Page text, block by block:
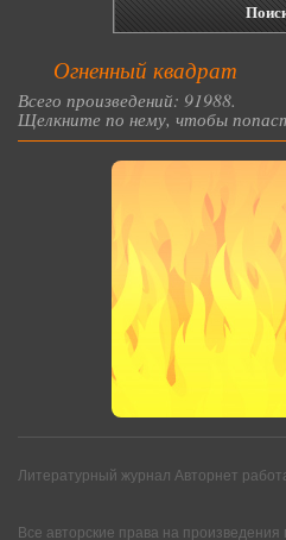
Огненный квадрат
Всего произведений: 91988.
Щелкните по нему, чтобы
Литературный журнал Авторнет
Все авторские права на